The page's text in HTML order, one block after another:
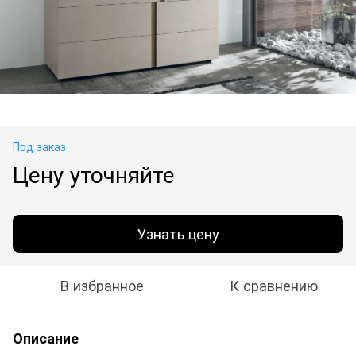
Под заказ
Цену уточняйте
Узнать цену
В избранное К сравнению
Описание